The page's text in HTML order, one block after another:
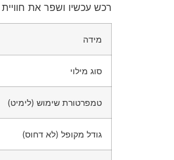
רכש עכשיו ושפר את
מידה
סוג מילוי
טמפרטורת שימוש (לימיט)
גודל מקופל (לא דחוס)